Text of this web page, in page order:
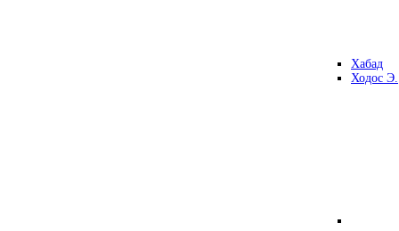
Хабад
Ходос Э.